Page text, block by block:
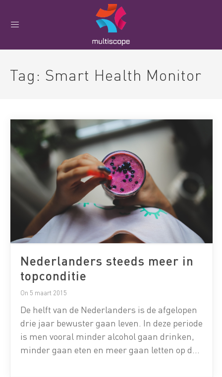
Tag: Smart Health Monitor
Nederlanders steeds meer in
topconditie
On 5 maart 2015
De helft van de Nederlanders is de afgelopen
drie jaar bewuster gaan leven. In deze periode
is men vooral minder alcohol gaan drinken,
minder gaan eten en meer gaan letten op de